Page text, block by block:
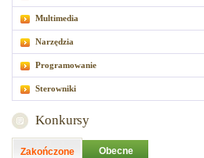
Multimedia
Narzędzia
Programowanie
Sterowniki
Konkursy
Zakończone Obecne